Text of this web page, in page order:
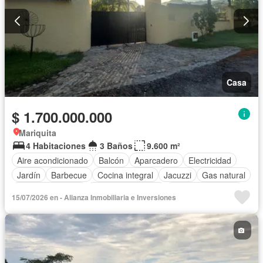
Casa
$ 1.700.000.000
Mariquita
4 Habitaciones
3 Baños
9.600 m²
Aire acondicionado
Balcón Aparcadero
Electricidad
Jardín
Barbecue Cocina integral Jacuzzi
Gas natural
Cuarto de servicio
Piscina
Cancha de tenis Agua
15/07/2026 en - Alianza Inmobiliaria e Inversiones